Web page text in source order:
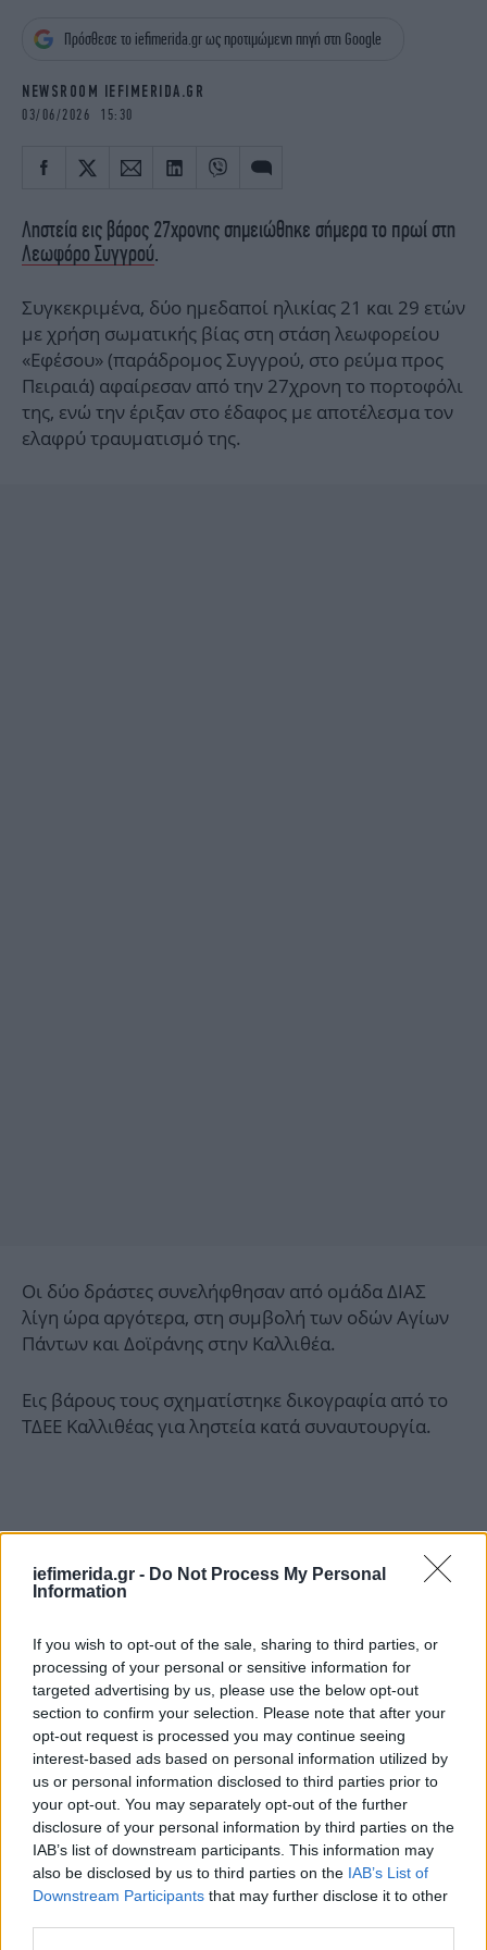
iefimerida.gr - Do Not Process My Personal
Information
If you wish to opt-out of the sale, sharing to third parties, or
processing of your personal or sensitive information for
targeted advertising by us, please use the below opt-out
section to confirm your selection. Please note that after your
opt-out request is processed you may continue seeing
interest-based ads based on personal information utilized by
us or personal information disclosed to third parties prior to
your opt-out. You may separately opt-out of the further
disclosure of your personal information by third parties on the
IAB’s list of downstream participants. This information may
also be disclosed by us to third parties on the IAB’s List of
Downstream Participants that may further disclose it to other
OSCARS
THE OCEAN
Πρόσθεσε το iefimerida.gr ως προτιμώμενη πηγή στη Google
NEWSROOM IEFIMERIDA.GR
03/06/2026 15:30
Ληστεία εις βάρος 27χρονης σημειώθηκε σήμερα το πρωί στη
Λεωφόρο Συγγρού.
Συγκεκριμένα, δύο ημεδαποί ηλικίας 21 και 29 ετών
με χρήση σωματικής βίας στη στάση λεωφορείου
«Εφέσου» (παράδρομος Συγγρού, στο ρεύμα προς
Πειραιά) αφαίρεσαν από την 27χρονη το πορτοφόλι
της, ενώ την έριξαν στο έδαφος με αποτέλεσμα τον
ελαφρύ τραυματισμό της.
Οι δύο δράστες συνελήφθησαν από ομάδα ΔΙΑΣ
λίγη ώρα αργότερα, στη συμβολή των οδών Αγίων
Πάντων και Δοϊράνης στην Καλλιθέα.
Εις βάρους τους σχηματίστηκε δικογραφία από το
ΤΔΕΕ Καλλιθέας για ληστεία κατά συναυτουργία.